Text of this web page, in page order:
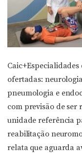
ofertadas:
pneumologia e
com previsão de ser
unidade referência
reabilitação
relata que aguarda